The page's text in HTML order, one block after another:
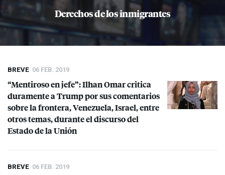
Derechos de los inmigrantes
BREVE 06 FEB. 2019
“Mentiroso en jefe”: Ilhan Omar critica
duramente a Trump por sus comentarios
sobre la frontera, Venezuela, Israel, entre
otros temas, durante el discurso del
Estado de la Unión
BREVE 06 FEB. 2019